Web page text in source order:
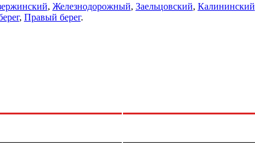
, Железнодорожный, Заельцовский, Калининский
, Правый берег.